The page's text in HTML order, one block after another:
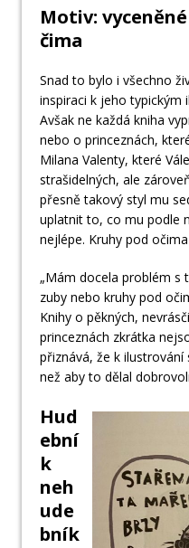
Motiv:
čima
Snad to bylo i všechno
inspiraci k jeho typickým
Avšak ne každá kniha
nebo o princeznách,
Milana Valenty, které
strašidelných, ale
přesně takový styl mu
uplatnit to, co mu podle
nejlépe. Kruhy pod
„Mám docela problém s
zuby nebo kruhy pod
Knihy o pěkných,
princeznách zkrátka
přiznává, že k
než aby to dělal
Hud
ební
k
neh
ude
bník